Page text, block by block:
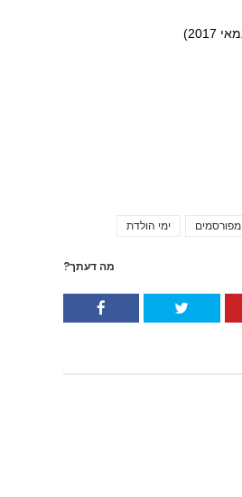
ימי הולדת מפורסמים
מה דעתך?